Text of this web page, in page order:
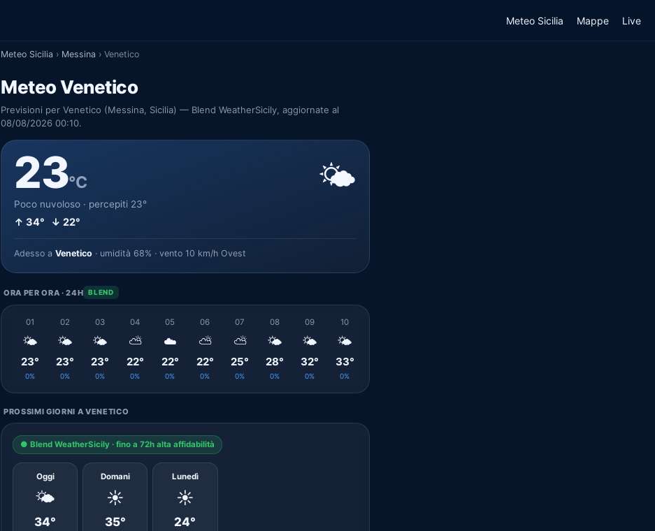
Meteo Sicilia Mappe Live
Meteo Sicilia › Messina › Venetico
Meteo Venetico
Previsioni per Venetico (Messina, Sicilia) — Blend WeatherSicily, aggiornate al
08/08/2026 00:10.
23°C
Poco nuvoloso · percepiti 23°
↑ 34° ↓ 22°
🌤️
Adesso a Venetico · umidità 68% · vento 10 km/h Ovest
ORA PER ORA · 24H BLEND
01
🌤️
23°
0%
02
🌤️
23°
0%
03
🌤️
23°
0%
04
⛅
22°
0%
05
☁️
22°
0%
06
⛅
22°
0%
07
⛅
25°
0%
08
🌤️
28°
0%
09
🌤️
32°
0%
10
🌤️
33°
0%
PROSSIMI GIORNI A VENETICO
● Blend WeatherSicily · fino a 72h alta affidabilità
Oggi
🌤️
34°
Domani
☀️
35°
Lunedì
☀️
24°